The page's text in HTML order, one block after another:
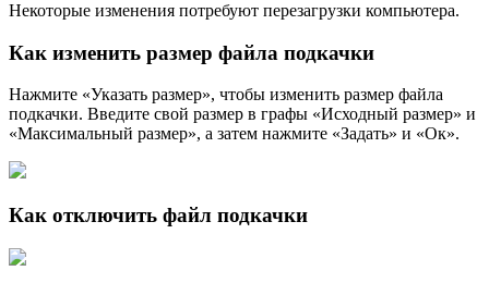
Некоторые изменения потребуют перезагрузки компьютера.
Как изменить размер файла подкачки
Нажмите «Указать размер», чтобы изменить размер файла
подкачки. Введите свой размер в графы «Исходный размер» и
«Максимальный размер», а затем нажмите «Задать» и «Ок».
Как отключить файл подкачки